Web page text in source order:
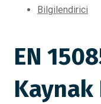
Bilgilendirici
EN